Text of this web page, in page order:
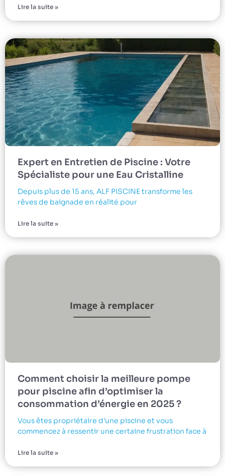
Lire la suite »
Expert en Entretien de Piscine : Votre
Spécialiste pour une Eau Cristalline
Depuis plus de 15 ans, ALF PISCINE transforme les
rêves de baignade en réalité pour
Lire la suite »
Comment choisir la meilleure pompe
pour piscine afin d’optimiser la
consommation d’énergie en 2025 ?
Vous êtes propriétaire d’une piscine et vous
commencez à ressentir une certaine frustration face à
Lire la suite »